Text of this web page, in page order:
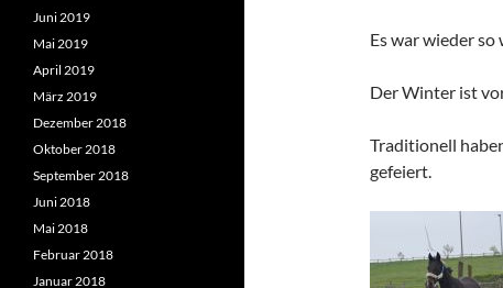
Es war wieder
Der Winter ist
Traditionell
gefeiert.
Juni 2019
Mai 2019
April 2019
März 2019
Dezember 2018
Oktober 2018
September 2018
Juni 2018
Mai 2018
Februar 2018
Januar 2018